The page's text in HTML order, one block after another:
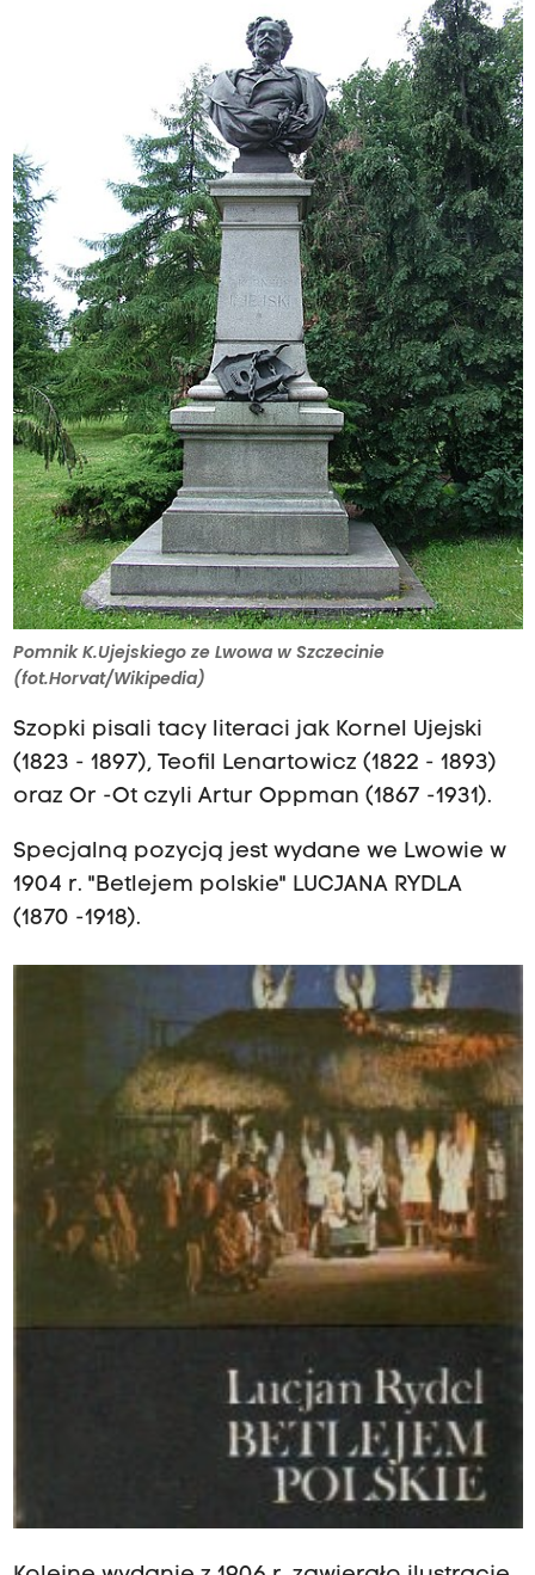
Pomnik K.Ujejskiego ze Lwowa w Szczecinie
(fot.Horvat/Wikipedia)
Szopki pisali tacy literaci jak Kornel Ujejski
(1823 - 1897), Teofil Lenartowicz (1822 - 1893)
oraz Or -Ot czyli Artur Oppman (1867 -1931).
Specjalną pozycją jest wydane we Lwowie w
1904 r. "Betlejem polskie" LUCJANA RYDLA
(1870 -1918).